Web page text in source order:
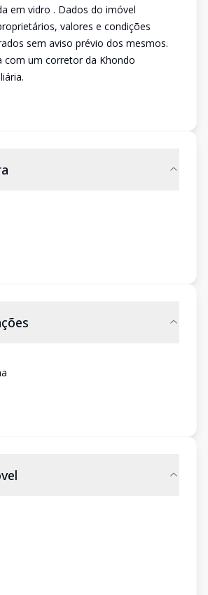
em vidro . Dados do imóvel
valores e condições
sem aviso prévio dos mesmos.
com um corretor da Khondo